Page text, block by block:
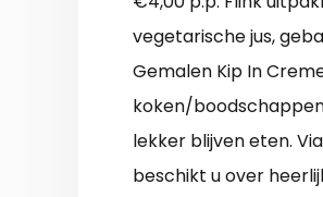
vegetarische jus,
Gemalen Kip In
koken/
lekker blijven eten.
beschikt u over